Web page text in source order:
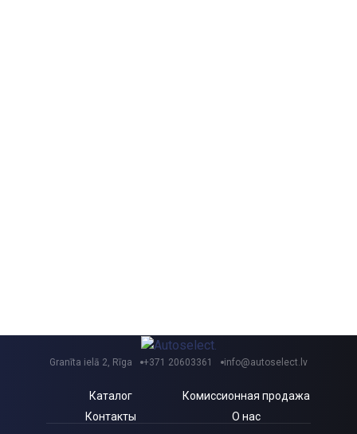
Granīta ielā 2, Rīga +371 20603361 info@autoselect.lv
Каталог
Комиссионная продажа
Контакты
О нас